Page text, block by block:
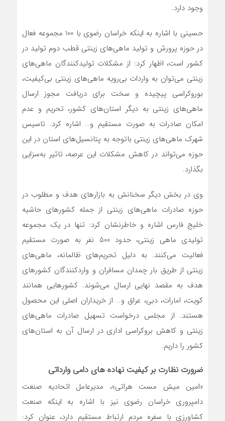
وجود دارد.
حسینی با اشاره به اینکه خراسان رضوی با 100 مجموعه فعال
در حوزه پرورش و تولید ماهی‌های زینتی قطب دوم تولید در
کشور است، اظهار کرد: از مشکلات تولیدکنندگان ماهی‌های
زینتی می‌توان به واردات بی‌رویه ماهی‌های زینتی بی‌کیفیت،
بوروکراسی پیچیده و سخت برای دریافت مجوز ارسال
ماهی‌های زینتی به دیگر استان‌های کشور، تحریم‌ و عدم
امکان صادرات به صورت مستقیم و… اشاره کرد. تاسیس
شهرک ماهی‌های زینتی باتوجه به پتانسیل‌های استان در این
حوزه می‌تواند در کاهش مشکلات این عرصه، تاثیر به‌سزایی
بگذارد.
وی در بخش دیگر سخنانش به بازارهای هدف و مطلوب در
حوزه صادرات ماهی‌های زینتی از جمله کشورهای حاشیه
خلیج فارس اشاره و خاطرنشان کرد: تنها در یک مجموعه
تولیدی ماهی‌ زینتی، حدود 500 نفر به صورت مستقیم
فعالیت می‌کنند. به دلیل تحریم‌های ظالمانه، ماهی‌های
زینتی از طریق بار چمدان مسافران و واردکنندگان کشورهای
هدف به مقصد نهایی ارسال می‌شوند. کشورهایی همانند
کویت، امارات، دبی، عراق و… از خریداران اصلی این محصول
هستند. از مجلس درخواست تسهیل صادرات ماهی‌های
زینتی و کاهش بروکراسی اداری در ارسال آن به استان‌های
کشور را داریم.
ضرورت نظارت بر کیفیت نهاده های دامی وارداتی
«امین میش مست هراتی»، مدیرعامل اتحادیه صنعت
دامپروری خراسان رضوی نیز با اشاره به اینکه صنعت
کشاورزی با سفره مردم ارتباط مستقیم دارد، عنوان کرد: